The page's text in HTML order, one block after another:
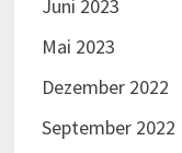
Juni 2023
Mai 2023
Dezember 2022
September 2022